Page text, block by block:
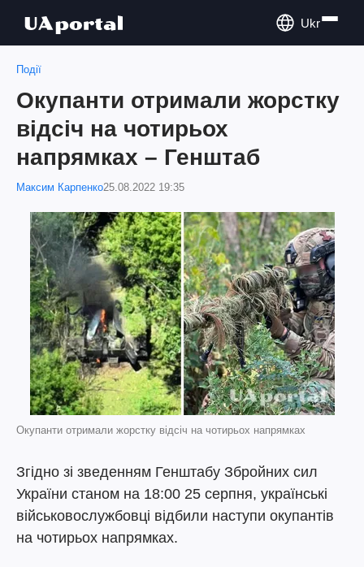
Ukr
Події
Окупанти отримали жорстку
відсіч на чотирьох
напрямках – Генштаб
Максим Карпенко25.08.2022 19:35
Окупанти отримали жорстку відсіч на чотирьох напрямках
Згідно зі зведенням Генштабу Збройних сил
України станом на 18:00 25 серпня, українські
військовослужбовці відбили наступи окупантів
на чотирьох напрямках.